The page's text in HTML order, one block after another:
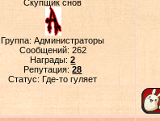
Скупщик снов
Группа: Администраторы
Сообщений: 262
Награды:2
Репутация:28
Статус:Где-то гуляет